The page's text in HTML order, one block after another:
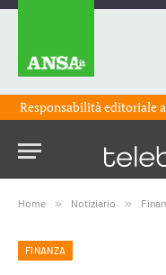
Responsabilità editoriale
Home » Notiziario »
FINANZA